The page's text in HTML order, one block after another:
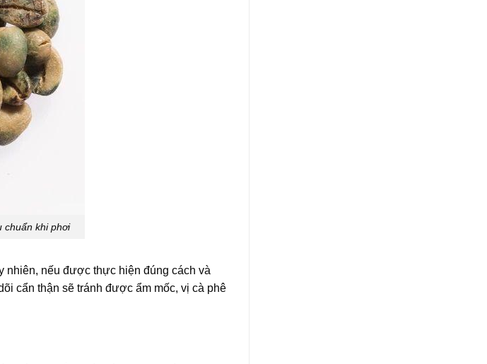
chuẩn khi phơi
nhiên, nếu được thực hiện đúng cách và
cẩn thận sẽ tránh được ẩm mốc, vị cà phê